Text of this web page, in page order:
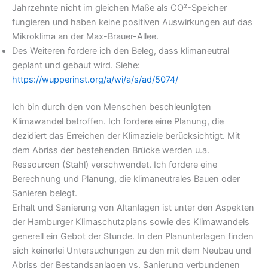
Jahrzehnte nicht im gleichen Maße als CO²-Speicher
fungieren und haben keine positiven Auswirkungen auf das
Mikroklima an der Max-Brauer-Allee.
Des Weiteren fordere ich den Beleg, dass klimaneutral
geplant und gebaut wird. Siehe:
https://wupperinst.org/a/wi/a/s/ad/5074/
Ich bin durch den von Menschen beschleunigten
Klimawandel betroffen. Ich fordere eine Planung, die
dezidiert das Erreichen der Klimaziele berücksichtigt. Mit
dem Abriss der bestehenden Brücke werden u.a.
Ressourcen (Stahl) verschwendet. Ich fordere eine
Berechnung und Planung, die klimaneutrales Bauen oder
Sanieren belegt.
Erhalt und Sanierung von Altanlagen ist unter den Aspekten
der Hamburger Klimaschutzplans sowie des Klimawandels
generell ein Gebot der Stunde. In den Planunterlagen finden
sich keinerlei Untersuchungen zu den mit dem Neubau und
Abriss der Bestandsanlagen vs. Sanierung verbundenen